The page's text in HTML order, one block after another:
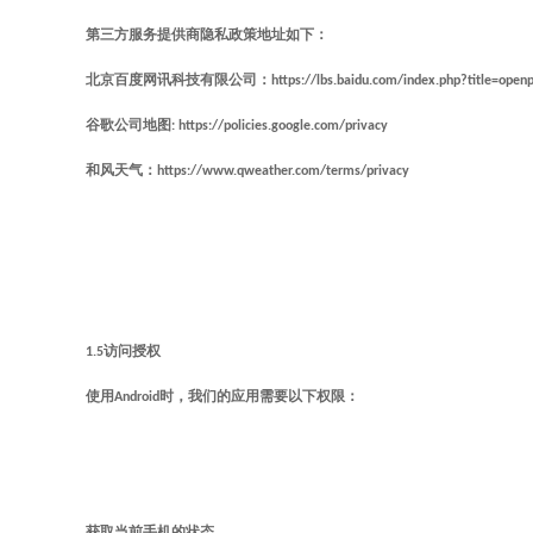
第三方服务提供商隐私政策地址如下：
北京百度网讯科技有限公司：https://lbs.baidu.com/
谷歌公司地图: https://policies.google.com/privacy
和风天气：https://www.qweather.com/terms/privacy
1.5访问授权
使用Android时，我们的应用需要以下权限：